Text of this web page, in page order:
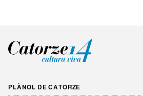
PLÀNOL DE CATORZE